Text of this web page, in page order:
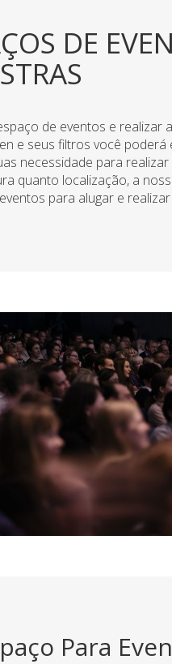
DE
de eventos e realizar
e seus filtros você
necessidade para
quanto localização, a
para alugar e
Para